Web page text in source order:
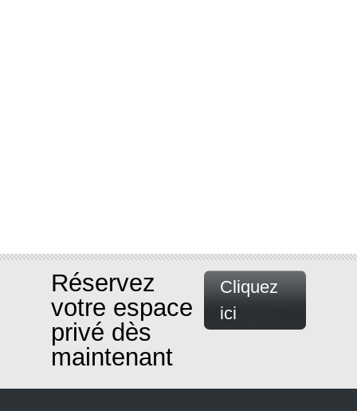
Réservez
votre espace
privé dès
maintenant
Cliquez
ici